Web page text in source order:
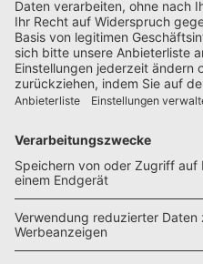
TESTS
Der neue Dreamer
Praxistest
Dürfen wir vorstellen? Der
der großen Rapido-Familie
MARKTÜBERSICHT
Marktübersicht: 27
Ausbau-Module
Kompakt und einfach:
Flexibilität und einen